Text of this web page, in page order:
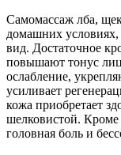
Самомассаж лба,
домашних условиях,
вид. Достаточное
повышают тонус
ослабление,
усиливает
кожа приобретает
шелковистой. Кроме
головная боль и